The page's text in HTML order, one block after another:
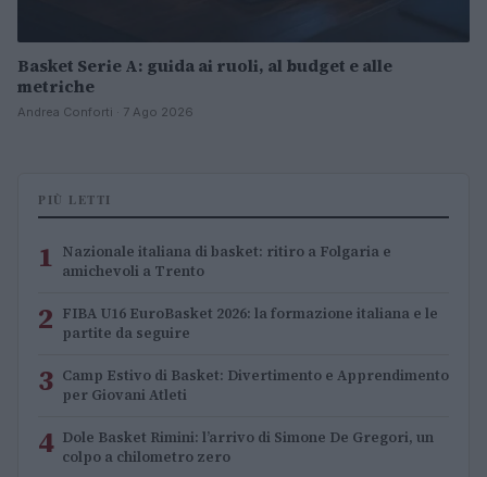
Basket Serie A: guida ai ruoli, al budget e alle
metriche
Andrea Conforti · 7 Ago 2026
PIÙ LETTI
1 Nazionale italiana di basket: ritiro a Folgaria e
amichevoli a Trento
2 FIBA U16 EuroBasket 2026: la formazione italiana e le
partite da seguire
3 Camp Estivo di Basket: Divertimento e Apprendimento
per Giovani Atleti
4 Dole Basket Rimini: l’arrivo di Simone De Gregori, un
colpo a chilometro zero